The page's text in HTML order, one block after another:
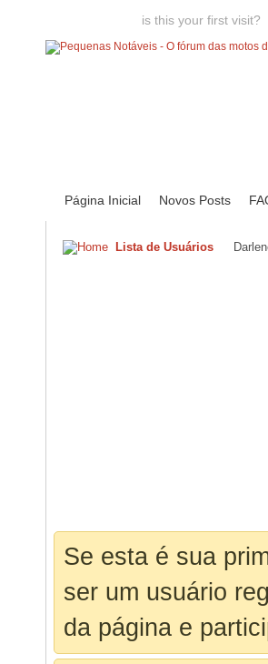
is this your first visit?
Página Inicial Novos Posts
Lista de Usuários
Se esta é sua
ser um usuário
da página e